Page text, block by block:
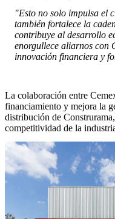
"Esto no solo impulsa el
también fortalece la
contribuye al desarrollo
enorgullece aliarnos con
innovación financiera y
La colaboración entre
financiamiento y mejora la
distribución de
competitividad de la